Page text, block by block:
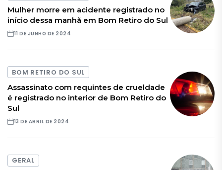
Mulher morre em acidente registrado no
início dessa manhã em Bom Retiro do Sul
11 DE JUNHO DE 2024
BOM RETIRO DO SUL
Assassinato com requintes de crueldade
é registrado no interior de Bom Retiro do
Sul
13 DE ABRIL DE 2024
GERAL